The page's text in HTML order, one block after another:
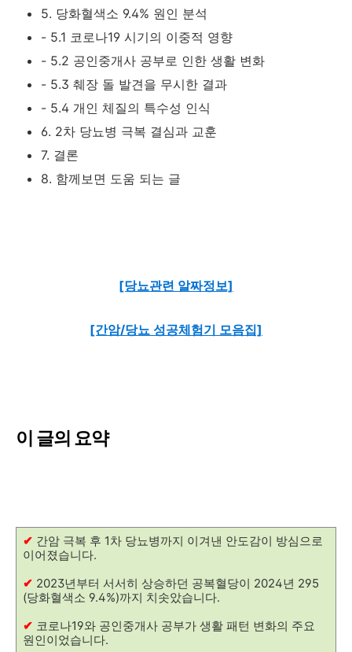
5. 당화혈색소 9.4% 원인 분석
- 5.1 코로나19 시기의 이중적 영향
- 5.2 공인중개사 공부로 인한 생활 변화
- 5.3 췌장 돌 발견을 무시한 결과
- 5.4 개인 체질의 특수성 인식
6. 2차 당뇨병 극복 결심과 교훈
7. 결론
8. 함께보면 도움 되는 글
[당뇨관련 알짜정보]
[간암/당뇨 성공체험기 모음집]
이 글의 요약
✔ 간암 극복 후 1차 당뇨병까지 이겨낸 안도감이 방심으로
이어졌습니다.
✔ 2023년부터 서서히 상승하던 공복혈당이 2024년 295
(당화혈색소 9.4%)까지 치솟았습니다.
✔ 코로나19와 공인중개사 공부가 생활 패턴 변화의 주요
원인이었습니다.